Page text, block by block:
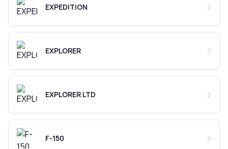
EXPEDITION
EXPLORER
EXPLORER LTD
F-150